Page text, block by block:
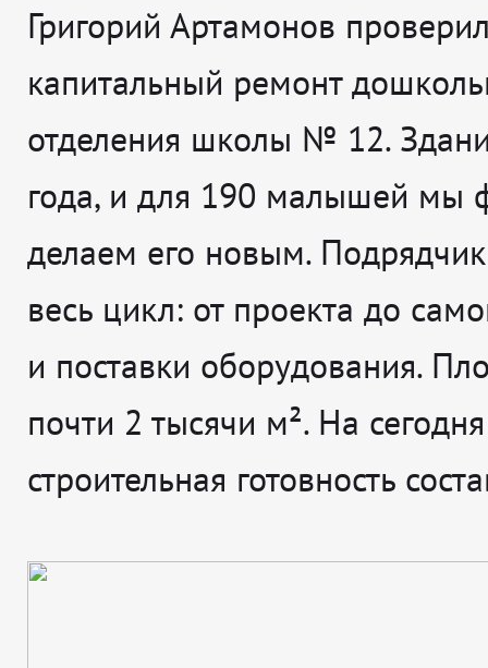
Григорий Артамонов
капитальный ремонт
отделения школы № 12.
года, и для 190 малышей мы
делаем его новым. Подрядчик
весь цикл: от проекта до
и поставки оборудования.
почти 2 тысячи м². На сегодня
строительная готовность